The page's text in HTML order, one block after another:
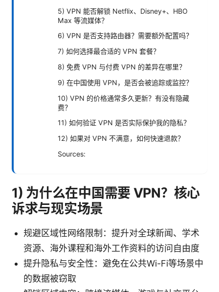
5) VPN 能否解锁 Netflix、Disney+、HBO
Max 等流媒体？
6) VPN 是否支持路由器？需要额外配置吗？
7) 如何选择最合适的 VPN 套餐？
8) 免费 VPN 与付费 VPN 的差异在哪里？
9) 在中国使用 VPN，是否会被追踪或监控？
10) VPN 的价格通常多久更新？有没有隐藏
费？
11) 如何验证 VPN 是否实际保护我的隐私？
12) 如果对 VPN 不满意，如何快速退款？
Sources:
1) 为什么在中国需要 VPN？核心
诉求与现实场景
规避区域性网络限制：提升对全球新闻、学术
资源、海外课程和海外工作资料的访问自由度
提升隐私与安全性：避免在公共Wi-Fi等场景中
的数据被窃取